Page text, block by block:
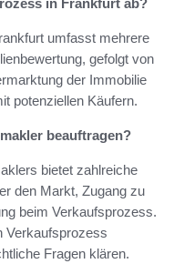
in Frankfurt ab?
umfasst mehrere
gefolgt von
der Immobilie
potenziellen Käufern.
beauftragen?
bietet zahlreiche
den Markt, Zugang zu
beim Verkaufsprozess.
Verkaufsprozess
Fragen klären.